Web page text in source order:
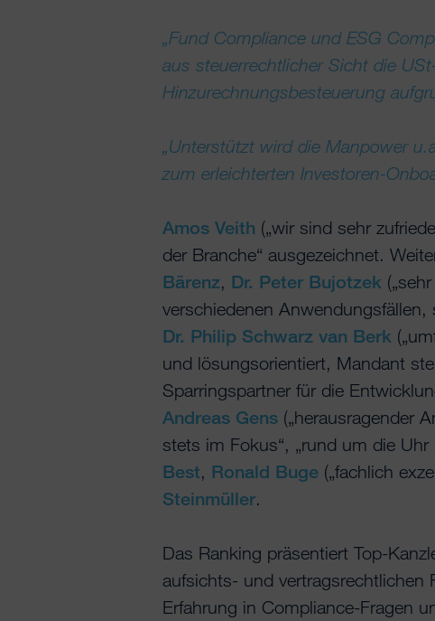
„Fund Compliance und ESG
aus steuerrechtlicher Sicht die
Hinzurechnungsbesteuerung
„Unterstützt wird die Manpower
zum erleichterten Investoren-
Amos Veith („wir sind sehr
der Branche“ ausgezeichnet.
Bärenz, Dr. Peter Bujotzek
verschiedenen Anwendungsfällen,
Dr. Philip Schwarz van Berk
und lösungsorientiert, Mandant
Sparringspartner für die
Andreas Gens („herausragender
stets im Fokus“, „rund um die
Best, Ronald Buge („fachlich
Steinmüller.
Das Ranking präsentiert Top-
aufsichts- und vertragsrechtlichen
Erfahrung in Compliance-Fragen